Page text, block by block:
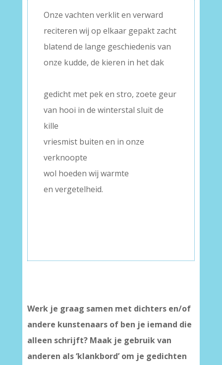
Onze vachten verklit en verward
reciteren wij op elkaar gepakt zacht
blatend de lange geschiedenis van
onze kudde, de kieren in het dak
gedicht met pek en stro, zoete geur
van hooi in de winterstal sluit de
kille
vriesmist buiten en in onze
verknoopte
wol hoeden wij warmte
en vergetelheid.
Werk je graag samen met dichters en/of
andere kunstenaars of ben je iemand die
alleen schrijft? Maak je gebruik van
anderen als ‘klankbord’ om je gedichten